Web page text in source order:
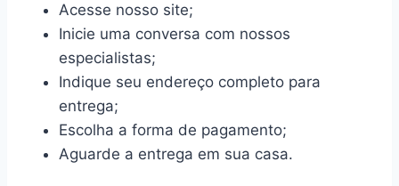
Acesse nosso site;
Inicie uma conversa com nossos
especialistas;
Indique seu endereço completo para
entrega;
Escolha a forma de pagamento;
Aguarde a entrega em sua casa.